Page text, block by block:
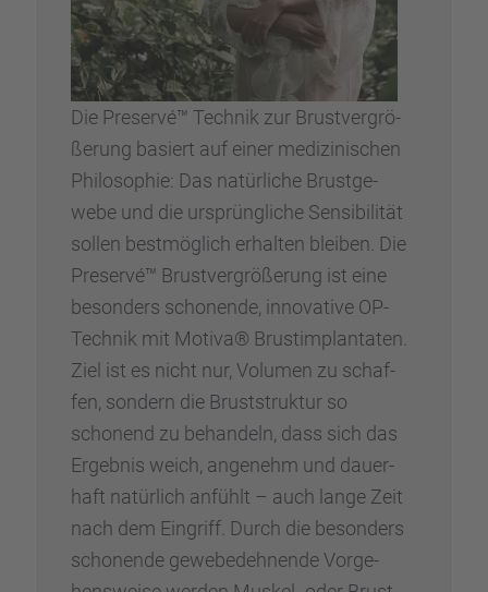
Die Preservé™ Technik zur Brust­ver­grö­
ße­rung basiert auf einer medizi­ni­schen
Philo­so­phie: Das natür­li­che Brust­ge­
webe und die ursprüng­li­che Sensi­bi­li­tät
sollen bestmög­lich erhal­ten bleiben. Die
Preservé™ Brust­ver­grö­ße­rung ist eine
beson­ders schonende, innova­tive OP-
Technik mit Motiva® Brust­im­plan­ta­ten.
Ziel ist es nicht nur, Volumen zu schaf­
fen, sondern die Brust­struk­tur so
schonend zu behan­deln, dass sich das
Ergeb­nis weich, angenehm und dauer­
haft natür­lich anfühlt – auch lange Zeit
nach dem Eingriff. Durch die beson­ders
schonende gewebe­deh­nende Vorge­